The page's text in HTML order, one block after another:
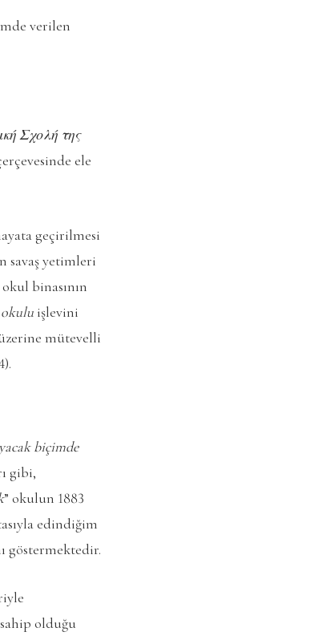
verilen
Σχολή της
ele
geçirilmesi
savaş yetimleri
binasının
okulu işlevini
mütevelli
biçimde
gibi,
” okulun 1883
edindiğim
göstermektedir.
olduğu